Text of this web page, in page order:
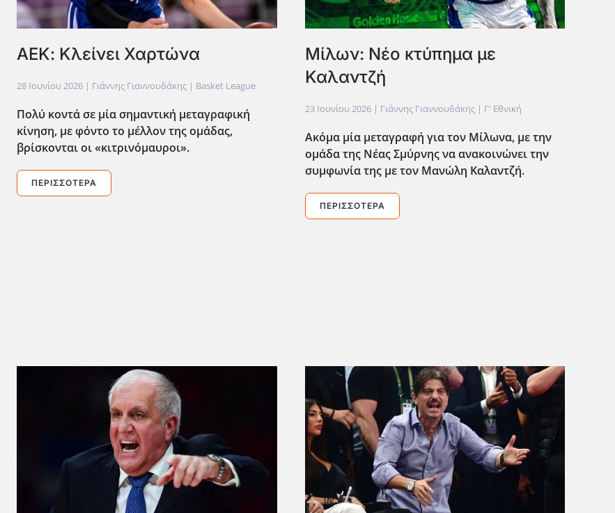
ΑΕΚ: Κλείνει Χαρτώνα
28 Ιουνίου 2026 | Γιάννης Γιαννουδάκης | Basket League
Πολύ κοντά σε μία σημαντική μεταγραφική
κίνηση, με φόντο το μέλλον της ομάδας,
βρίσκονται οι «κιτρινόμαυροι».
ΠΕΡΙΣΣΌΤΕΡΑ
Μίλων: Νέο κτύπημα με
Καλαντζή
23 Ιουνίου 2026| Γιάννης Γιαννουδάκης | Γ' Εθνική
Ακόμα μία μεταγραφή για τον Μίλωνα, με την
ομάδα της Νέας Σμύρνης να ανακοινώνει την
συμφωνία της με τον Μανώλη Καλαντζή.
ΠΕΡΙΣΣΌΤΕΡΑ